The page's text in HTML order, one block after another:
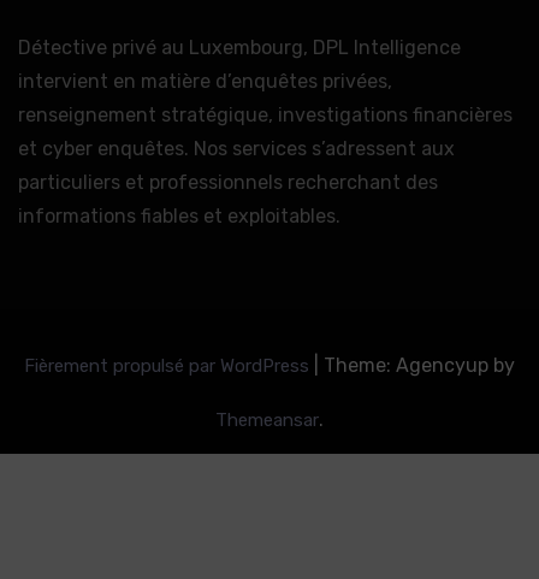
Détective privé au Luxembourg, DPL Intelligence
intervient en matière d’enquêtes privées,
renseignement stratégique, investigations financières
et cyber enquêtes. Nos services s’adressent aux
particuliers et professionnels recherchant des
informations fiables et exploitables.
Fièrement propulsé par WordPress Theme: Agencyup by
Themeansar.